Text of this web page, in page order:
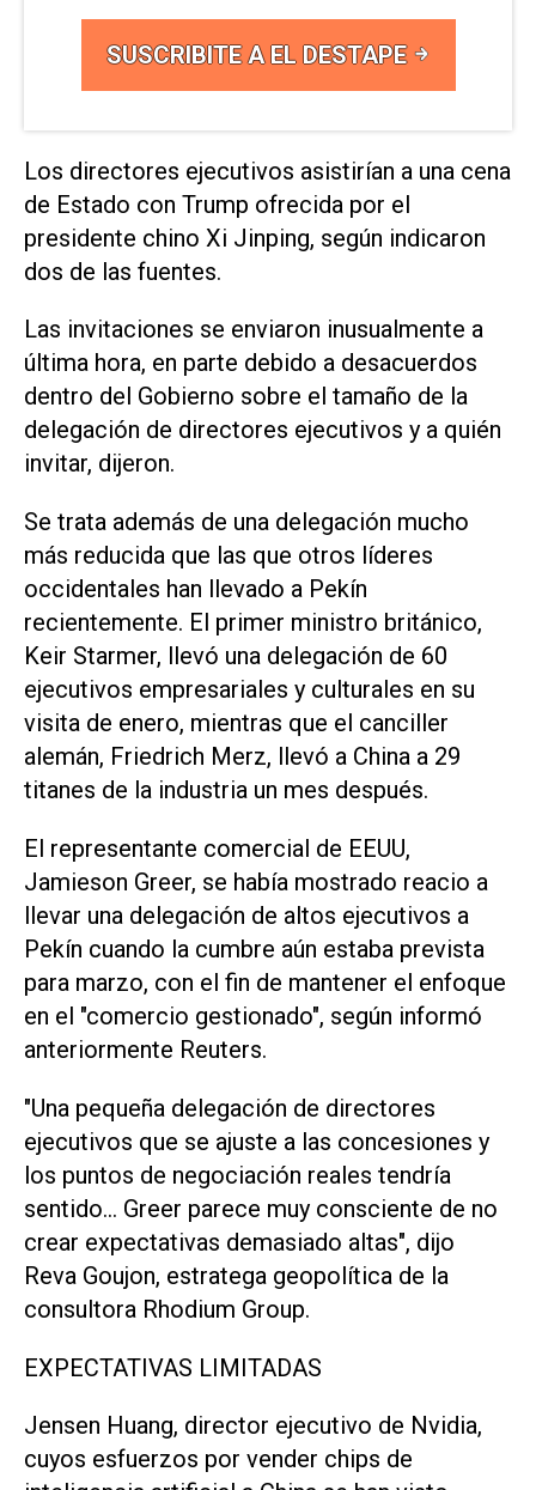
SUSCRIBITE A EL DESTAPE
Los directores ejecutivos asistirían a una cena
de Estado con Trump ofrecida por el
presidente ‌chino Xi Jinping, según indicaron
dos de las fuentes.
Las invitaciones se enviaron inusualmente a
última ⁠hora, en parte debido a desacuerdos
dentro del Gobierno sobre el ⁠tamaño de la
delegación de directores ejecutivos y a quién
invitar, dijeron.
Se trata además de una delegación mucho
más reducida que las que otros líderes
occidentales han llevado a Pekín
recientemente. El primer ministro británico,
Keir Starmer, llevó una ⁠delegación de 60
ejecutivos empresariales y culturales en su
visita de enero, mientras que el canciller ​
alemán, Friedrich Merz, llevó a China a 29
titanes de la industria un ‌mes después.
El representante comercial de EEUU,
Jamieson Greer, se había ‌mostrado reacio a
llevar una delegación de altos ejecutivos a
Pekín cuando la cumbre aún estaba prevista
⁠para marzo, con el fin de mantener el enfoque
en el "comercio gestionado", según informó
anteriormente Reuters.
"Una pequeña delegación de directores
ejecutivos que se ajuste a las concesiones y
los puntos de negociación reales tendría
sentido... Greer parece muy consciente de no
crear expectativas demasiado altas", dijo
Reva Goujon, estratega geopolítica de la
consultora Rhodium Group.
EXPECTATIVAS LIMITADAS
Jensen Huang, ​director ejecutivo de ‌Nvidia,
cuyos esfuerzos por vender chips de